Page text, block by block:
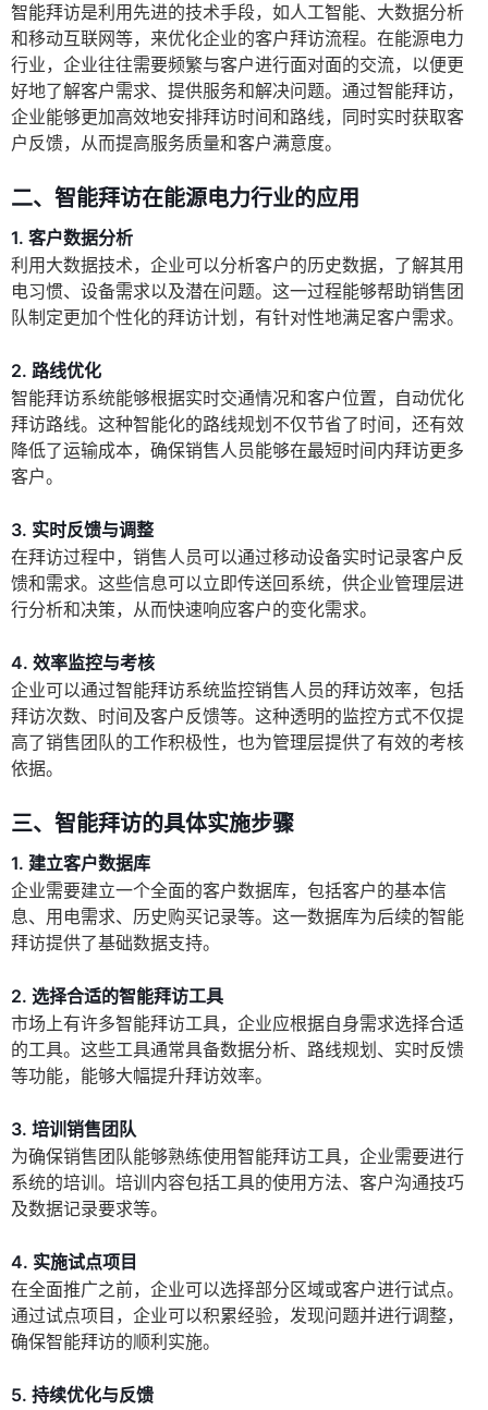
智能拜访是利用先进的技术手段，如人工智能、大数据分析
和移动互联网等，来优化企业的客户拜访流程。在能源电力
行业，企业往往需要频繁与客户进行面对面的交流，以便更
好地了解客户需求、提供服务和解决问题。通过智能拜访，
企业能够更加高效地安排拜访时间和路线，同时实时获取客
户反馈，从而提高服务质量和客户满意度。
二、智能拜访在能源电力行业的应用
1. 客户数据分析
利用大数据技术，企业可以分析客户的历史数据，了解其用
电习惯、设备需求以及潜在问题。这一过程能够帮助销售团
队制定更加个性化的拜访计划，有针对性地满足客户需求。
2. 路线优化
智能拜访系统能够根据实时交通情况和客户位置，自动优化
拜访路线。这种智能化的路线规划不仅节省了时间，还有效
降低了运输成本，确保销售人员能够在最短时间内拜访更多
客户。
3. 实时反馈与调整
在拜访过程中，销售人员可以通过移动设备实时记录客户反
馈和需求。这些信息可以立即传送回系统，供企业管理层进
行分析和决策，从而快速响应客户的变化需求。
4. 效率监控与考核
企业可以通过智能拜访系统监控销售人员的拜访效率，包括
拜访次数、时间及客户反馈等。这种透明的监控方式不仅提
高了销售团队的工作积极性，也为管理层提供了有效的考核
依据。
三、智能拜访的具体实施步骤
1. 建立客户数据库
企业需要建立一个全面的客户数据库，包括客户的基本信
息、用电需求、历史购买记录等。这一数据库为后续的智能
拜访提供了基础数据支持。
2. 选择合适的智能拜访工具
市场上有许多智能拜访工具，企业应根据自身需求选择合适
的工具。这些工具通常具备数据分析、路线规划、实时反馈
等功能，能够大幅提升拜访效率。
3. 培训销售团队
为确保销售团队能够熟练使用智能拜访工具，企业需要进行
系统的培训。培训内容包括工具的使用方法、客户沟通技巧
及数据记录要求等。
4. 实施试点项目
在全面推广之前，企业可以选择部分区域或客户进行试点。
通过试点项目，企业可以积累经验，发现问题并进行调整，
确保智能拜访的顺利实施。
5. 持续优化与反馈